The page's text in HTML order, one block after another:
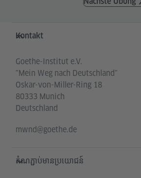
Service- und
Kontakt
Goethe-Institut e.V.
"Mein Weg nach Deutschland"
Oskar-von-Miller-Ring 18
80333 Munich
Deutschland
mwnd@goethe.de
តំណភ្ជាប់មានប្រយោជន៍